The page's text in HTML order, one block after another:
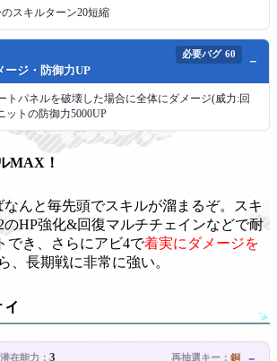
スキルターン20短縮
必要バグ 60
ージ・防御力UP
トパネルを破壊した場合に全体にダメージ(威力:回
ットの防御力5000UP
MAX！
んと毎先頭でスキルが溜まるぞ。スキ
のHP強化&回復マルチチェインなどで耐
でき、さらにアビ4で着実にダメージを
、長期戦に非常に強い。
在能力： 3 再抽選キー： 銅